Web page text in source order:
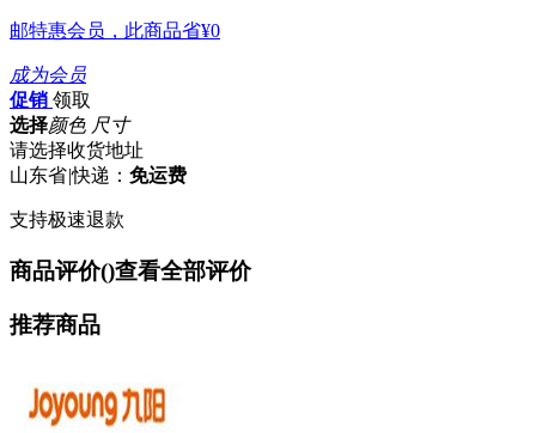
邮特惠会员，此商品省¥0
成为会员
促销 领取
选择颜色 尺寸
请选择收货地址
山东省|快递： 免运费
支持极速退款
商品评价()查看全部评价
推荐商品